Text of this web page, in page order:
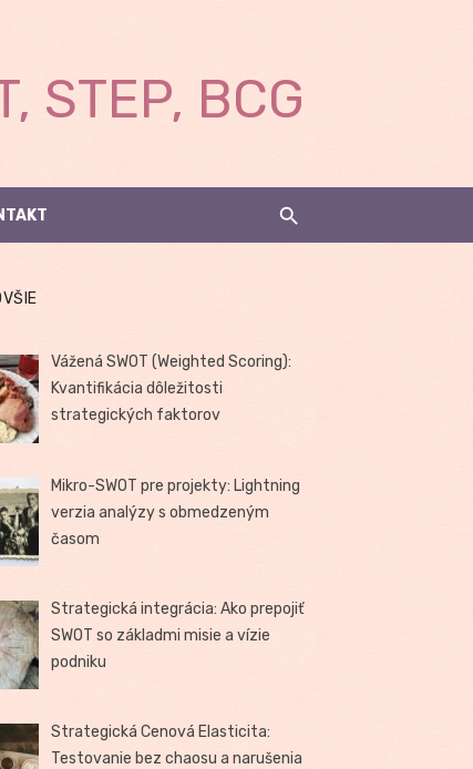
STEP, BCG
Vážená SWOT (Weighted Scoring):
Kvantifikácia dôležitosti
strategických faktorov
Mikro-SWOT pre projekty: Lightning
verzia analýzy s obmedzeným
časom
Strategická integrácia: Ako prepojiť
SWOT so základmi misie a vízie
podniku
Strategická Cenová Elasticita:
Testovanie bez chaosu a narušenia